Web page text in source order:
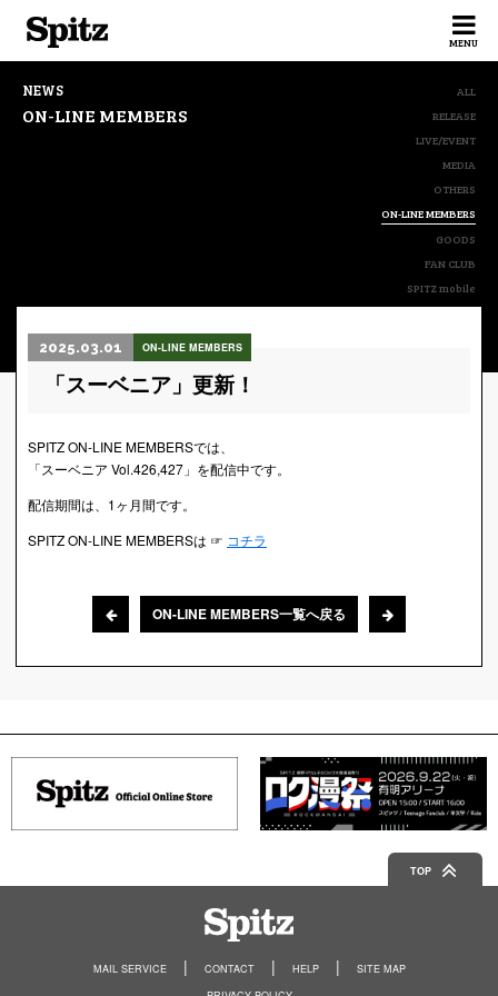
MENU
NEWS
ON-LINE MEMBERS
ALL
RELEASE
LIVE/EVENT
MEDIA
OTHERS
ON-LINE MEMBERS
GOODS
FAN CLUB
SPITZ mobile
2025.03.01 ON-LINE MEMBERS
「スーベニア」更新！
SPITZ ON-LINE MEMBERSでは、
「スーベニア Vol.426,427」を配信中です。
配信期間は、1ヶ月間です。
SPITZ ON-LINE MEMBERSは ☞ コチラ
ON-LINE MEMBERS一覧へ戻る
TOP
MAIL SERVICE CONTACT HELP
SITE MAP